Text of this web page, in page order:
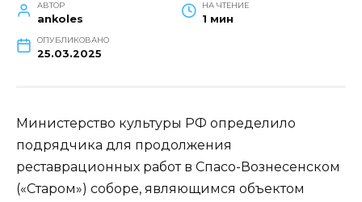
АВТОР
ankoles
НА ЧТЕНИЕ
1 мин
ОПУБЛИКОВАНО
25.03.2025
Министерство культуры РФ определило
подрядчика для продолжения
реставрационных работ в Спасо-Вознесенском
(«Старом») соборе, являющимся объектом